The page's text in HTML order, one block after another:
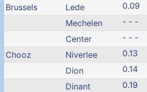
Brussels
Lede
0.09
Mechelen
- - -
Center
- - -
Chooz
Niverlee
0.13
Dion
0.14
Dinant
0.19